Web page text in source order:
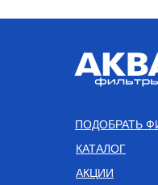
КАТАЛОГ
АКЦИИ
ПОДОБРАТЬ